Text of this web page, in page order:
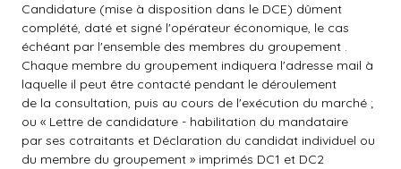
Candidature (mise à disposition dans le DCE) dûment
complété, daté et signé l'opérateur économique, le cas
échéant par l'ensemble des membres du groupement .
Chaque membre du groupement indiquera l'adresse mail à
laquelle il peut être contacté pendant le déroulement
de la consultation, puis au cours de l'exécution du marché ;
ou « Lettre de candidature - habilitation du mandataire
par ses cotraitants et Déclaration du candidat individuel ou
du membre du groupement » imprimés DC1 et DC2